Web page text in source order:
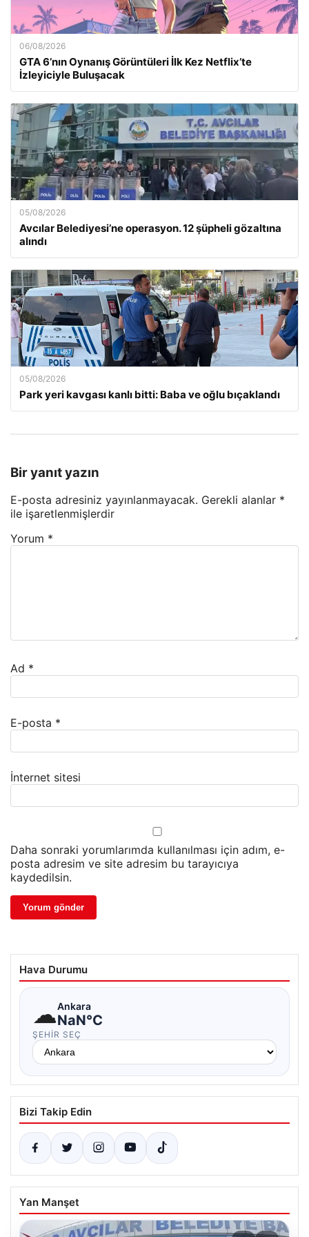
06/08/2026
GTA 6’nın Oynanış Görüntüleri İlk Kez Netflix’te
İzleyiciyle Buluşacak
05/08/2026
Avcılar Belediyesi’ne operasyon. 12 şüpheli gözaltına
alındı
05/08/2026
Park yeri kavgası kanlı bitti: Baba ve oğlu bıçaklandı
Bir yanıt yazın
E-posta adresiniz yayınlanmayacak. Gerekli alanlar *
ile işaretlenmişlerdir
Yorum *
Ad *
E-posta *
İnternet sitesi
Daha sonraki yorumlarımda kullanılması için adım, e-
posta adresim ve site adresim bu tarayıcıya
kaydedilsin.
Hava Durumu
☁Ankara
NaN°C
ŞEHIR SEÇ
Bizi Takip Edin
Yan Manşet